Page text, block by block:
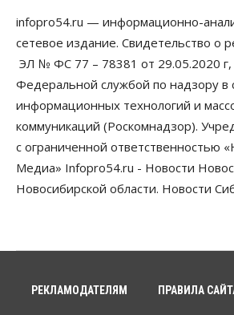
Искусственный интеллект
штраф за борщевик
08 Августа 2026, 15:00
Авто
Продажи подержанных
Новосибирской области растут
08 Августа 2026, 13:00
Бизнес Общество
Детские центры
перегибают с «педагогикой
обратился в правительство РФ
08 Августа 2026, 10:00
infopro54.ru — информационно-
сетевое издание. Свидетельство о
ЭЛ № ФС 77 – 78381 от 29.05.2020
Федеральной службой по надзору в
информационных технологий и
коммуникаций (Роскомнадзор).
с ограниченной ответственностью
Медиа» Infopro54.ru - Новости
Новосибирской области. Новости
РЕКЛАМОДАТЕЛЯМ ПРАВИЛА